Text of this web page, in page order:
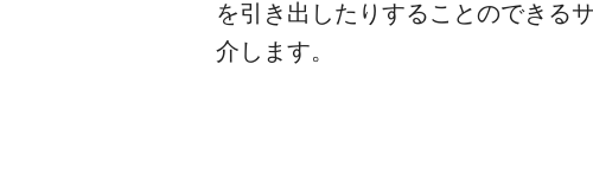
を引き出したりすることのできる
介します。